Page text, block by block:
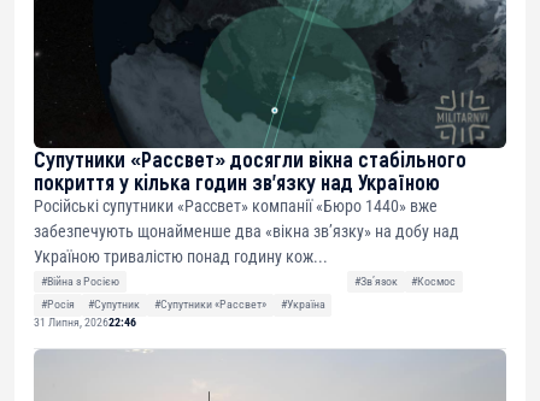
Супутники «Рассвет» досягли вікна стабільного
покриття у кілька годин зв’язку над Україною
Російські супутники «Рассвет» компанії «Бюро 1440» вже
забезпечують щонайменше два «вікна зв’язку» на добу над
Україною тривалістю понад годину кож...
#Війна з Росією #Звʼязок
#Космос
#Росія
#Супутник #Супутники «Рассвет»
#Україна
31 Липня, 202622:46